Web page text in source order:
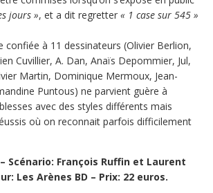
jours », et a dit regretter « 1 case sur 545 »
confiée à 11 dessinateurs (Olivier Berlion,
Cuvillier, A. Dan, Anaïs Depommier, Jul,
Martin, Dominique Mermoux, Jean-
Puntous) ne parvient guère à
avec des styles différents mais
où on reconnait parfois difficilement
Scénario: François Ruffin et Laurent
Les Arènes BD – Prix: 22 euros.